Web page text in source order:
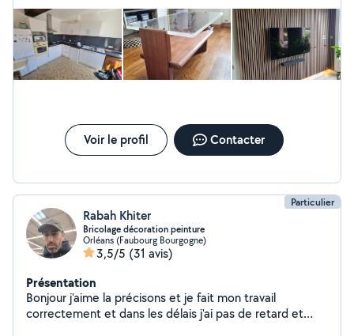
Voir le profil Contacter
Particulier
Rabah Khiter
Bricolage décoration peinture
Orléans (Faubourg Bourgogne)
3,5/5 (31 avis)
Présentation
Bonjour j'aime la précisons et je fait mon travail
correctement et dans les délais j'ai pas de retard et